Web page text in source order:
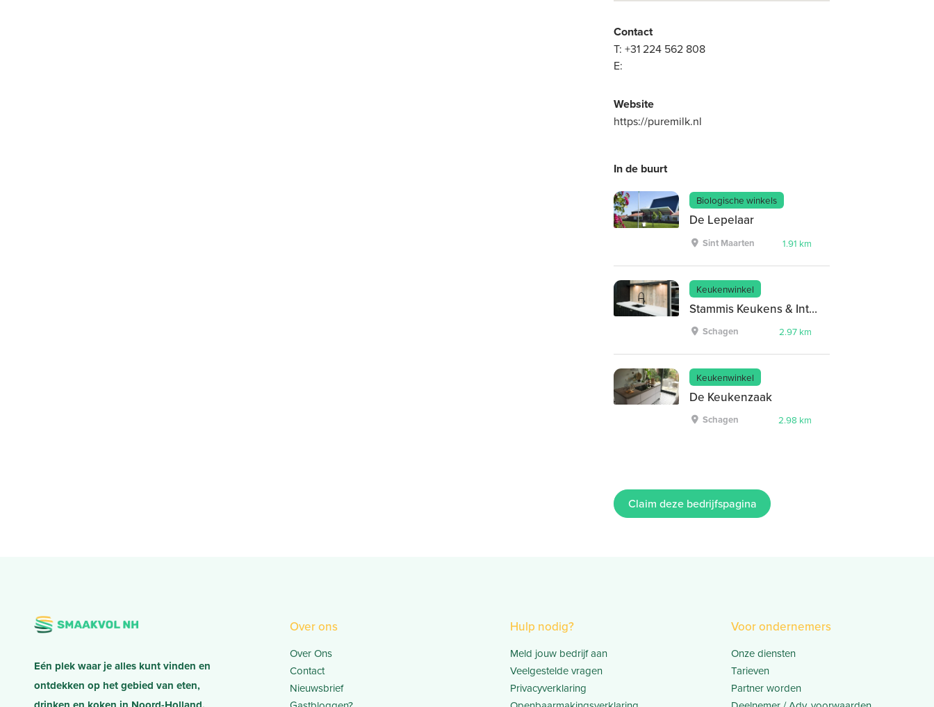
Contact
T:+31 224 562 808
E:
Website
https://puremilk.nl
In de buurt
Biologische winkels
De Lepelaar
Sint Maarten 1.91 km
Keukenwinkel
Stammis Keukens & Interieur
Schagen 2.97 km
Keukenwinkel
De Keukenzaak
Schagen 2.98 km
Claim deze bedrijfspagina
Eén plek waar je alles kunt vinden en
ontdekken op het gebied van eten,
Over ons
Over Ons
Contact
Nieuwsbrief
Hulp nodig?
Meld jouw bedrijf aan
Veelgestelde vragen
Privacyverklaring
Voor ondernemers
Onze diensten
Tarieven
Partner worden